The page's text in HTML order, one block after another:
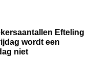
Efteling
wordt een
niet